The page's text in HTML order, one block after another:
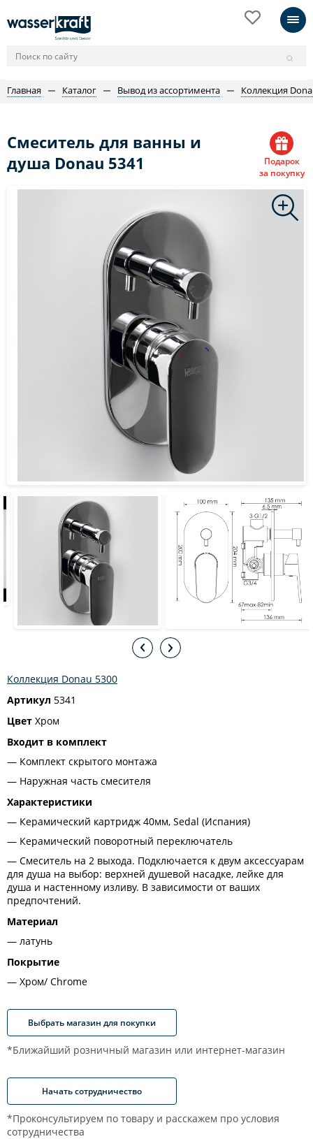
Главная Каталог Вывод из ассортимента Коллекция
Смеситель для ванны и
душа Donau 5341
Подарок
за покупку
Коллекция Donau 5300
Артикул 5341
Цвет Хром
Входит в комплект
Комплект скрытого монтажа
Наружная часть смесителя
Характеристики
Керамический картридж 40мм, Sedal (Испания)
Керамический поворотный переключатель
Смеситель на 2 выхода. Подключается к двум аксессуарам
для душа на выбор: верхней душевой насадке, лейке для
душа и настенному изливу. В зависимости от ваших
предпочтений.
Материал
латунь
Покрытие
Хром/ Chrome
Выбрать магазин для покупки
*Ближайший розничный магазин или интернет-магазин
Начать сотрудничество
*Проконсультируем по товару и расскажем про условия
сотрудничества